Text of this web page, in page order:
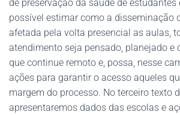
de preservação da saúde de estudantes
possível estimar como a disseminação
afetada pela volta presencial as aulas,
atendimento seja pensado, planejado e
que continue remoto e, possa, nesse
ações para garantir o acesso aqueles
margem do processo. No terceiro texto
apresentaremos dados das escolas e